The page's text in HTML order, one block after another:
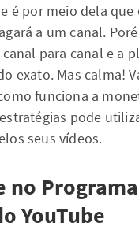
é por meio dela que
a um canal.
para canal e a
exato. Mas calma!
funciona a
pode
seus vídeos.
no
YouTube